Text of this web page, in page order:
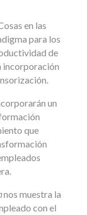
en las
para los
de
incorporación
un
que
nos muestra la
con el